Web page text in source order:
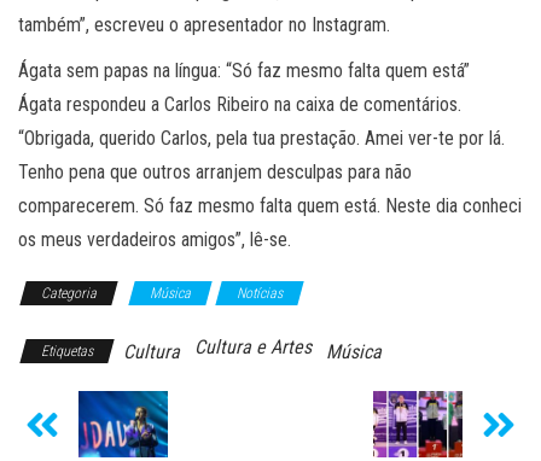
também”, escreveu o apresentador no Instagram.
Ágata sem papas na língua: “Só faz mesmo falta quem está”
Ágata respondeu a Carlos Ribeiro na caixa de comentários.
“Obrigada, querido Carlos, pela tua prestação. Amei ver-te por lá.
Tenho pena que outros arranjem desculpas para não
comparecerem. Só faz mesmo falta quem está. Neste dia conheci
os meus verdadeiros amigos”, lê-se.
Categoria Música Notícias
Etiquetas Cultura Cultura e Artes Música